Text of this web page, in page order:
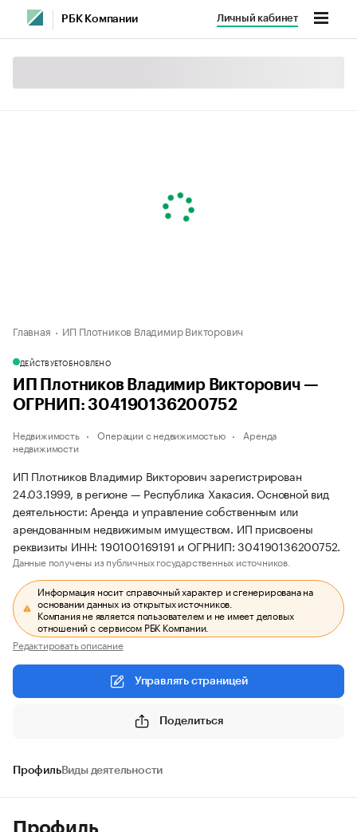
РБК Компании Личный кабинет
Главная ИП Плотников Владимир Викторович
ДЕЙСТВУЕТОБНОВЛЕНО
ИП Плотников Владимир Викторович —
ОГРНИП: 304190136200752
Недвижимость Операции с недвижимостью
Аренда
недвижимости
ИП Плотников Владимир Викторович зарегистрирован
24.03.1999, в регионе — Республика Хакасия. Основной вид
деятельности: Аренда и управление собственным или
арендованным недвижимым имуществом. ИП присвоены
реквизиты ИНН: 190100169191 и ОГРНИП: 304190136200752.
Данные получены из публичных государственных источников.
Информация носит справочный характер и сгенерирована на
основании данных из открытых источников.
Компания не является пользователем и не имеет деловых
отношений с сервисом РБК Компании.
Редактировать описание
Управлять страницей
Поделиться
ПрофильВиды деятельности
Профиль